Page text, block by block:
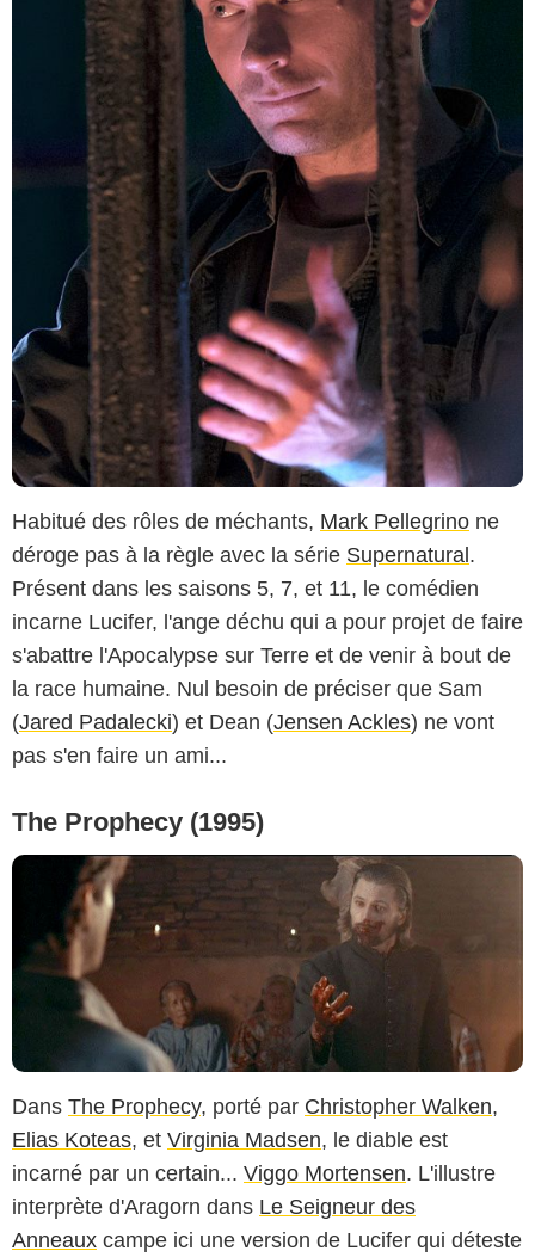
Habitué des rôles de méchants, Mark Pellegrino ne
déroge pas à la règle avec la série Supernatural.
Présent dans les saisons 5, 7, et 11, le comédien
incarne Lucifer, l'ange déchu qui a pour projet de faire
s'abattre l'Apocalypse sur Terre et de venir à bout de
la race humaine. Nul besoin de préciser que Sam
(Jared Padalecki) et Dean (Jensen Ackles) ne vont
pas s'en faire un ami...
The Prophecy (1995)
Dans The Prophecy, porté par Christopher Walken,
Elias Koteas, et Virginia Madsen, le diable est
incarné par un certain... Viggo Mortensen. L'illustre
interprète d'Aragorn dans Le Seigneur des
Anneaux campe ici une version de Lucifer qui déteste